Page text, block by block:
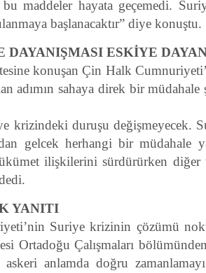
maddeler hayata geçemedi.
başlanacaktır” diye konuştu.
DAYANIŞMASI ESKİYE
konuşan Çin Halk
adımın sahaya direk bir müdahale
krizindeki duruşu değişmeyecek.
gelcek herhangi bir müdahale
ilişkilerini sürdürürken diğer
YANITI
Suriye krizinin çözümü
Ortadoğu Çalışmaları
askeri anlamda doğru